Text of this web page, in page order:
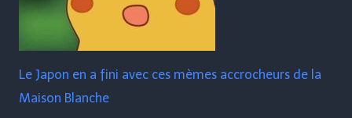
Le Japon en a fini avec ces mèmes accrocheurs de la
Maison Blanche